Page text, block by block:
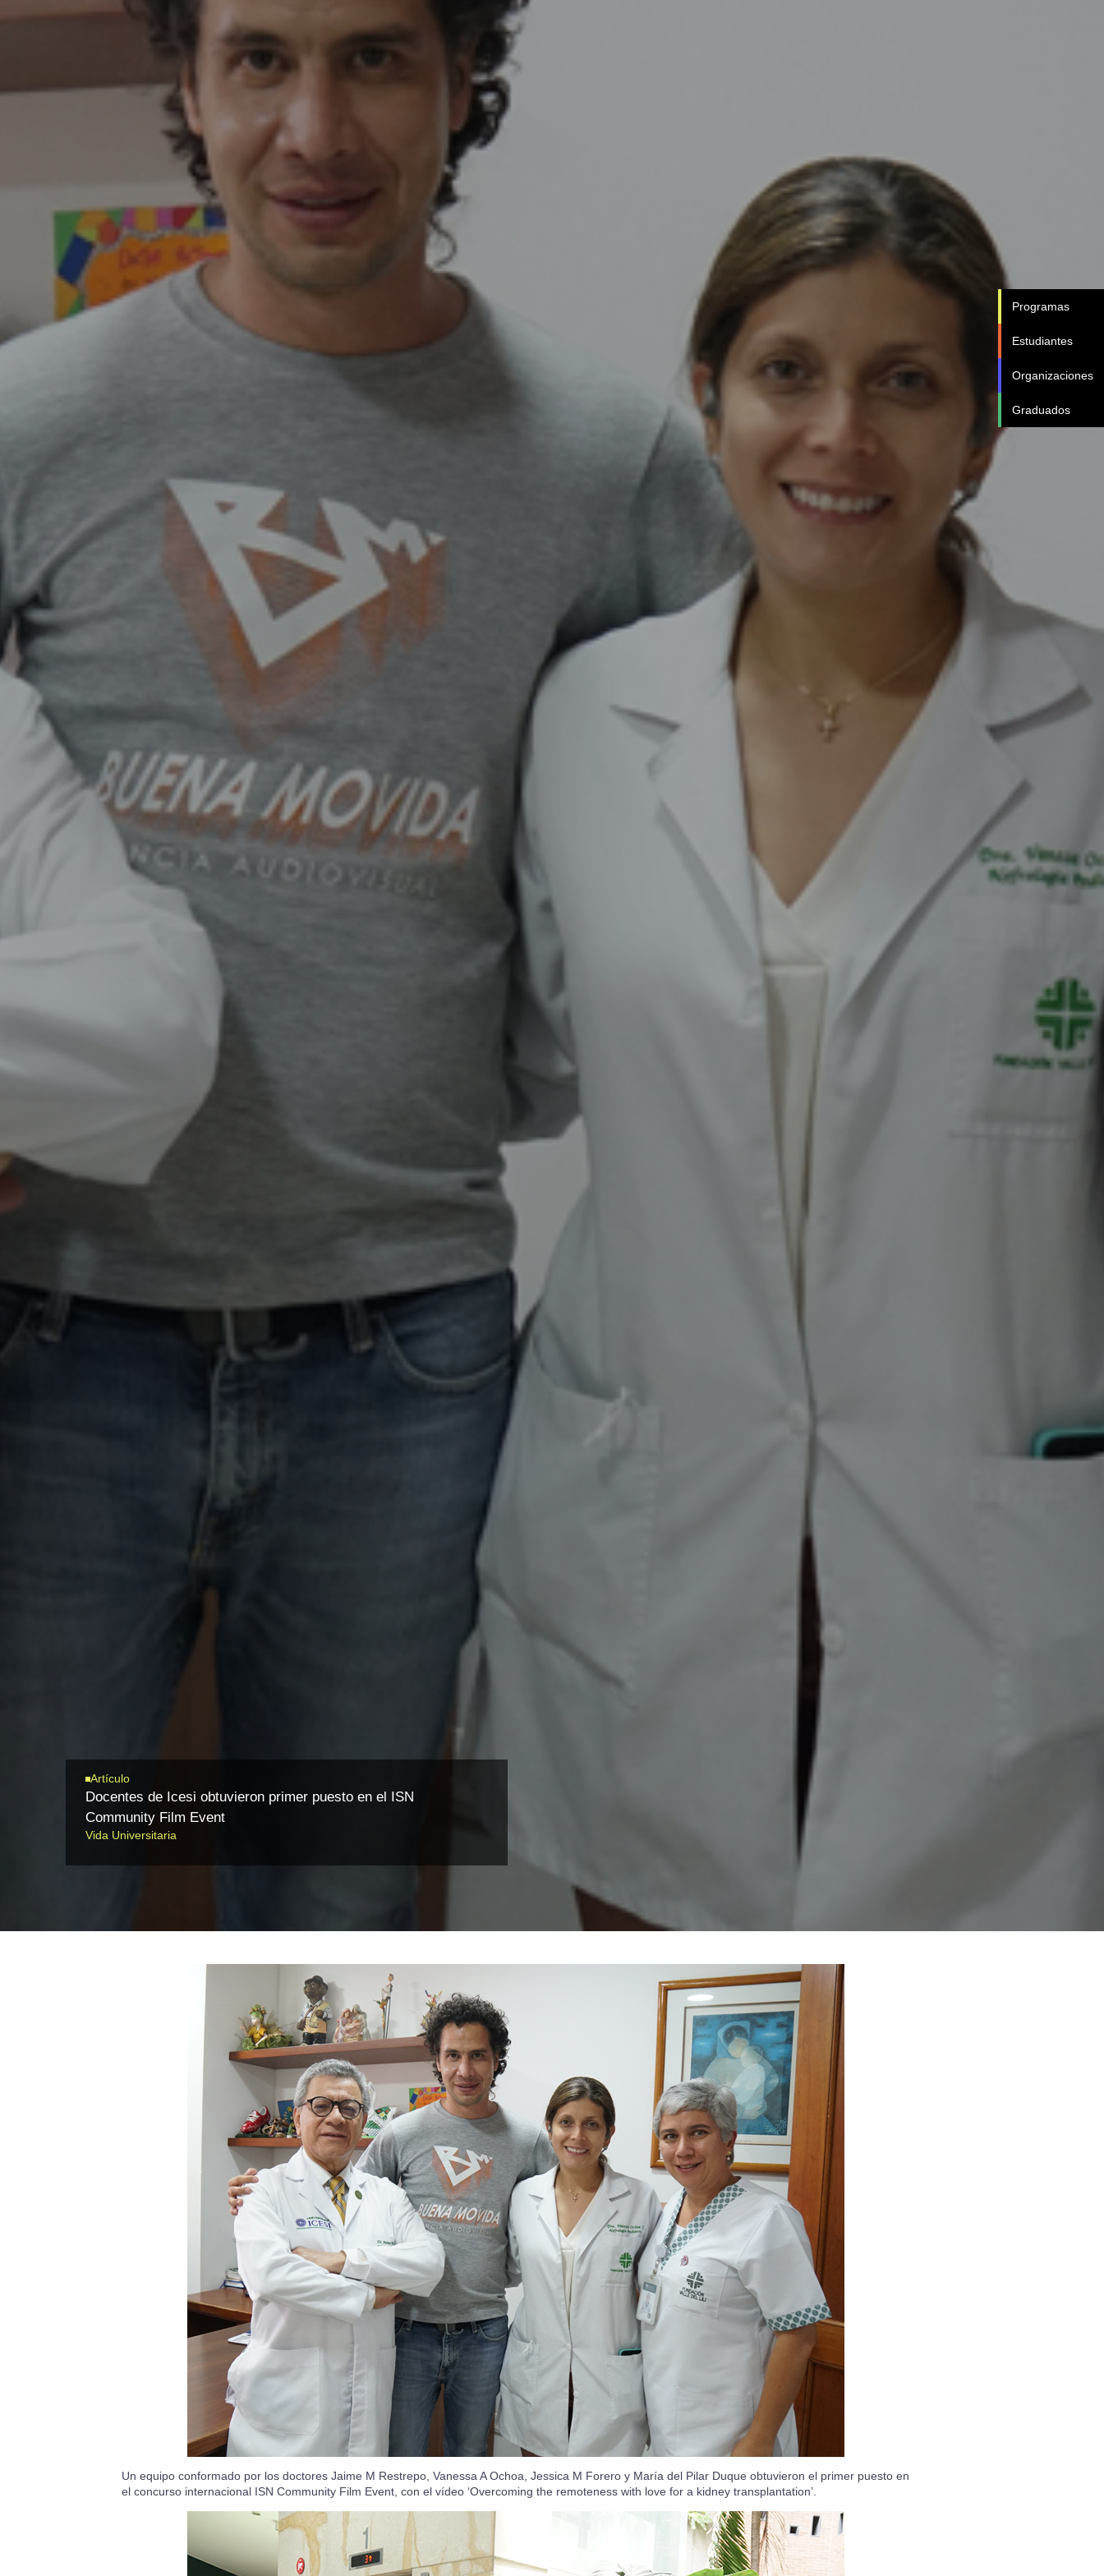
Programas
Estudiantes
Organizaciones
Graduados
Artículo
Docentes de Icesi obtuvieron primer puesto en el ISN
Community Film Event
Vida Universitaria
Un equipo conformado por los doctores Jaime M Restrepo, Vanessa A Ochoa, Jessica M Forero y María del Pilar Duque obtuvieron el primer puesto en
el concurso internacional ISN Community Film Event, con el vídeo ‘Overcoming the remoteness with love for a kidney transplantation’.